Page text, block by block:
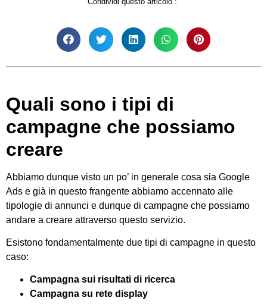
Quali sono i tipi di
campagne che possiamo
creare
Abbiamo dunque visto un po’ in generale cosa sia Google
Ads e già in questo frangente abbiamo accennato alle
tipologie di annunci e dunque di campagne che possiamo
andare a creare attraverso questo servizio.
Esistono fondamentalmente due tipi di campagne in questo
caso:
Campagna sui risultati di ricerca
Campagna su rete display